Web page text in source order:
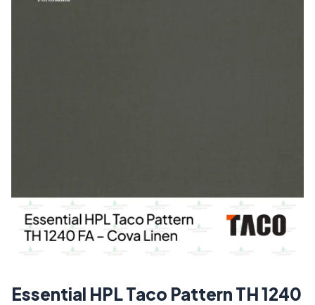
Essential HPL Taco Pattern TH 1240